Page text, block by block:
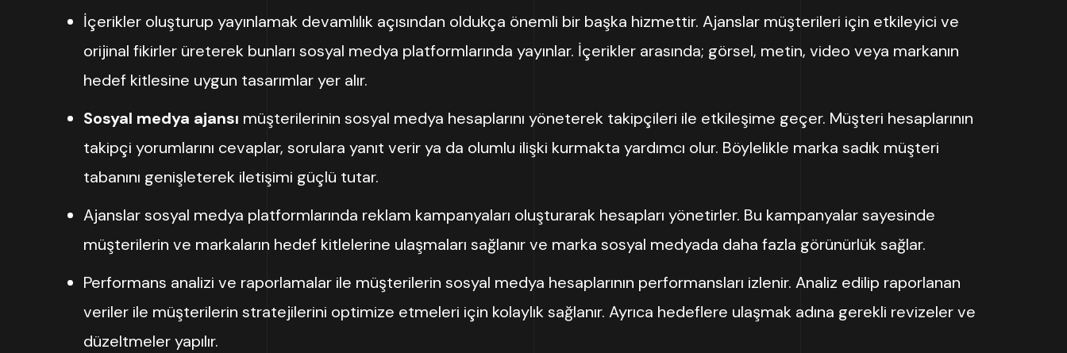
İçerikler oluşturup yayınlamak devamlılık açısından oldukça önemli bir başka hizmettir. Ajanslar müşterileri için etkileyici ve
orijinal fikirler üreterek bunları sosyal medya platformlarında yayınlar. İçerikler arasında; görsel, metin, video veya markanın
hedef kitlesine uygun tasarımlar yer alır.
Sosyal medya ajansı müşterilerinin sosyal medya hesaplarını yöneterek takipçileri ile etkileşime geçer. Müşteri hesaplarının
takipçi yorumlarını cevaplar, sorulara yanıt verir ya da olumlu ilişki kurmakta yardımcı olur. Böylelikle marka sadık müşteri
tabanını genişleterek iletişimi güçlü tutar.
Ajanslar sosyal medya platformlarında reklam kampanyaları oluşturarak hesapları yönetirler. Bu kampanyalar sayesinde
müşterilerin ve markaların hedef kitlelerine ulaşmaları sağlanır ve marka sosyal medyada daha fazla görünürlük sağlar.
Performans analizi ve raporlamalar ile müşterilerin sosyal medya hesaplarının performansları izlenir. Analiz edilip raporlanan
veriler ile müşterilerin stratejilerini optimize etmeleri için kolaylık sağlanır. Ayrıca hedeflere ulaşmak adına gerekli revizeler ve
düzeltmeler yapılır.